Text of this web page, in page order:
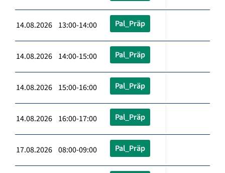
14.08.2026 13:00-14:00 Pal_Präp
14.08.2026 14:00-15:00 Pal_Präp
14.08.2026 15:00-16:00 Pal_Präp
14.08.2026 16:00-17:00 Pal_Präp
17.08.2026 08:00-09:00 Pal_Präp